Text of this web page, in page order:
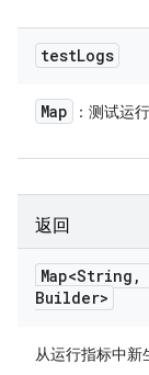
testLogs
Map ：测试运
返回
Map<String ,
Builder>
从运行指标中新